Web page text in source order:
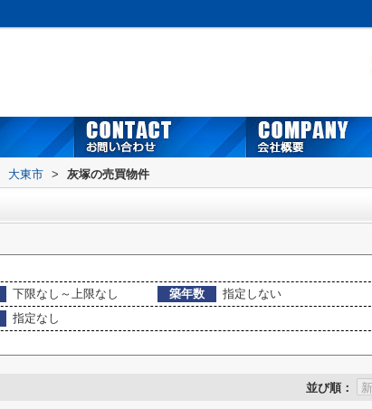
大東市 > 灰塚の売買物件
下限なし～上限なし 築年数
指定しない
指定なし
並び順：